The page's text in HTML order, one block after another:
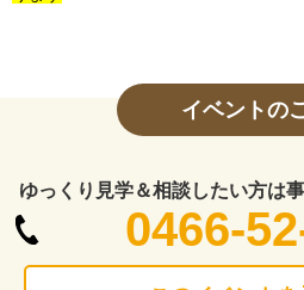
イベントの
ゆっくり見学＆相談したい方は
0466-